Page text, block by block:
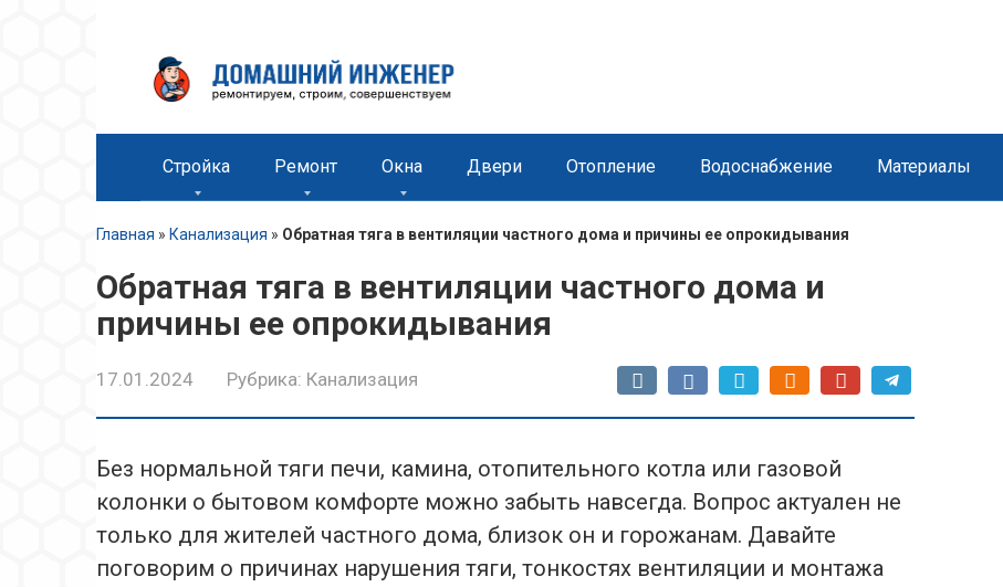
Стройка Ремонт Окна Двери Отопление Водоснабжение Материалы
Главная » Канализация » Обратная тяга в вентиляции частного дома и причины ее опрокидывания
Обратная тяга в вентиляции частного дома и
причины ее опрокидывания
17.01.2024 Рубрика: Канализация
Без нормальной тяги печи, камина, отопительного котла или газовой
колонки о бытовом комфорте можно забыть навсегда. Вопрос актуален не
только для жителей частного дома, близок он и горожанам. Давайте
поговорим о причинах нарушения тяги, тонкостях вентиляции и монтажа